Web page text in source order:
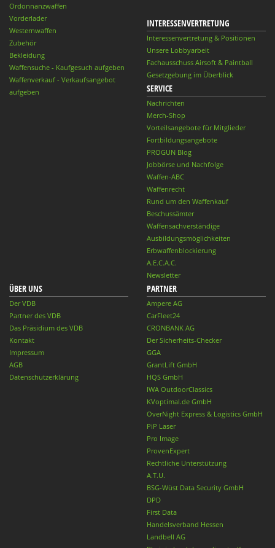
Ordonnanzwaffen
Vorderlader
Westernwaffen
Zubehör
Bekleidung
Waffensuche - Kaufgesuch aufgeben
Waffenverkauf - Verkaufsangebot
aufgeben
INTERESSENVERTRETUNG
Interessenvertretung & Positionen
Unsere Lobbyarbeit
Fachausschuss Airsoft & Paintball
Gesetzgebung im Überblick
SERVICE
Nachrichten
Merch-Shop
Vorteilsangebote für Mitglieder
Fortbildungsangebote
PROGUN Blog
Jobbörse und Nachfolge
Waffen-ABC
Waffenrecht
Rund um den Waffenkauf
Beschussämter
Waffensachverständige
Ausbildungsmöglichkeiten
Erbwaffenblockierung
A.E.C.A.C.
Newsletter
ÜBER UNS
Der VDB
Partner des VDB
Das Präsidium des VDB
Kontakt
Impressum
AGB
Datenschutzerklärung
PARTNER
Ampere AG
CarFleet24
CRONBANK AG
Der Sicherheits-Checker
GGA
GrantLift GmbH
HQS GmbH
IWA OutdoorClassics
KVoptimal.de GmbH
OverNight Express & Logistics GmbH
PiP Laser
Pro Image
ProvenExpert
Rechtliche Unterstützung
A.T.U.
BSG-Wüst Data Security GmbH
DPD
First Data
Handelsverband Hessen
Landbell AG